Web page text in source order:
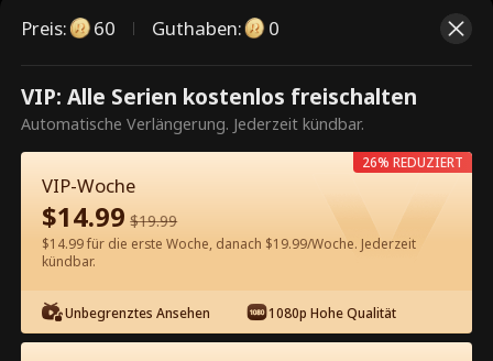
Dies ist eine kostenpflichtige
Episode. Bitte entsperren, um
60 Jetzt entsperren
Kostenlos in der App ansehen
Preis: 60 Guthaben: 0
VIP: Alle Serien kostenlos freischalten
Automatische Verlängerung. Jederzeit kündbar.
VIP-Woche
$14.99 $19.99
$14.99 für die erste Woche, danach $19.99/Woche. Jederzeit
kündbar.
Unbegrenztes Ansehen 1080p Hohe Qualität
26% REDUZIERT